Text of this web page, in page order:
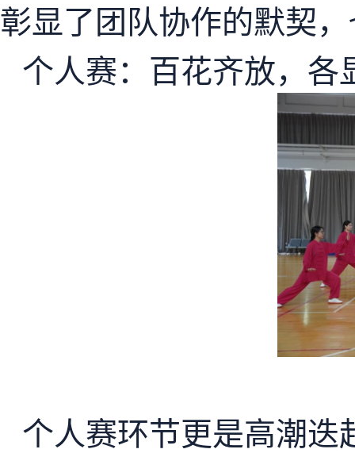
彰显了团队协作的默契
个人赛：百花齐放，各
个人赛环节更是高潮迭